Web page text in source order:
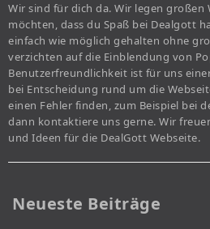
Wir sind für dich da. Wir legen großen
möchten, dass du Spaß bei Dealgott
einfach wie möglich gehalten ohne
verzichten auf die Einblendung von
Benutzerfreundlichkeit ist für uns
bei Entscheidung rund um die
einen Fehler finden, zum Beispiel bei
dann kontaktiere uns gerne. Wir
und Ideen für die DealGott Webseite.
Neueste Beiträge